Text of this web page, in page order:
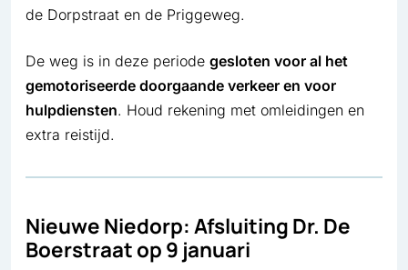
de Dorpstraat en de Priggeweg.
De weg is in deze periode gesloten voor al het
gemotoriseerde doorgaande verkeer en voor
hulpdiensten. Houd rekening met omleidingen en
extra reistijd.
Nieuwe Niedorp: Afsluiting Dr. De
Boerstraat op 9 januari